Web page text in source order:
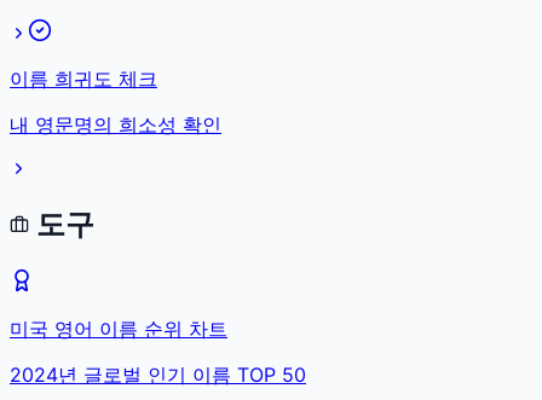
이름 희귀도 체크
내 영문명의 희소성 확인
도구
미국 영어 이름 순위 차트
2024년 글로벌 인기 이름 TOP 50